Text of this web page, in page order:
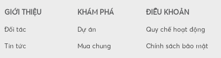
GIỚI THIỆU
Đối tác
Tin tức
KHÁM PHÁ
Dự án
Mua chung
ĐIỀU KHOẢN
Quy chế hoạt động
Chính sách bảo mật